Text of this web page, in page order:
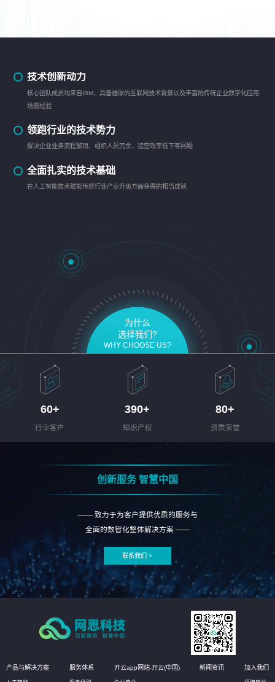
技术创新动力
核心团队成员均来自IBM，具备雄厚的互联网技术背景以及丰富的传统企业数字化应用
场景经验
领跑行业的技术势力
解决企业业务流程繁琐、组织人员冗余、运营效率低下等问题
全面扎实的技术基础
在人工智能技术赋能传统行业产业升级方面获得的相当成就
为什么
选择我们?
WHY CHOOSE US?
60+
行业客户
390+
知识产权
80+
资质荣誉
创新服务 智慧中国
—— 致力于为客户提供优质的服务与
全面的数智化整体解决方案 ——
联系我们 >
产品与解决方案 服务体系 开云app网站-开云(中国) 新闻资讯 加入我们